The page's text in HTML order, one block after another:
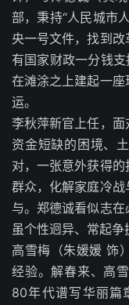
部，秉持“人民城市
央一号文件，找到
有国家财政一分钱支
在滩涂之上建起一
运。
李秋萍新官上任，面
资金短缺的困境、
对，一张意外获得
群众，化解家庭冷
与。郑德诚看似志
虽个性迥异、常起争
高雪梅（朱媛媛 饰
经验。解春来、高
80年代谱写华丽篇